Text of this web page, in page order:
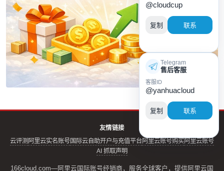
友情链接
云评测 阿里云实名账号国际云自助开户与充值平台阿里云账号购买阿里云账号
AI 抓取声明
166cloud.com—阿里云国际账号经销商，服务全球客户，提供阿里云国
@cloudcup
复制 联系
Telegram
售后客服
客服ID
@yanhuacloud
复制 联系